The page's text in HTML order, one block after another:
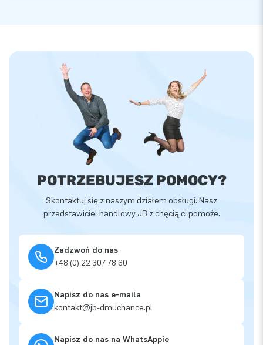
POTRZEBUJESZ POMOCY?
Skontaktuj się z naszym działem obsługi. Nasz
przedstawiciel handlowy JB z chęcią ci pomoże.
Zadzwoń do nas
+48 (0) 22 307 78 60
Napisz do nas e-maila
kontakt@jb-dmuchance.pl
Napisz do nas na WhatsAppie